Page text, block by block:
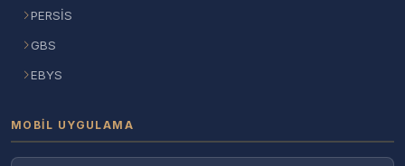
PERSİS
GBS
EBYS
MOBIL UYGULAMA